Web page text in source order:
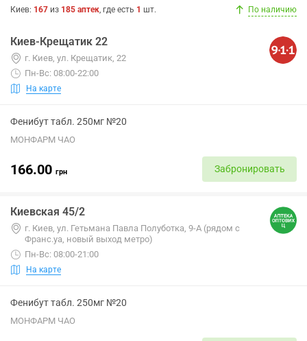
Киев: 167 из 185 аптек, где есть 1 шт. По наличию
Киев-Крещатик 22
г. Киев, ул. Крещатик, 22
Пн-Вс: 08:00-22:00
На карте
Фенибут табл. 250мг №20
МОНФАРМ ЧАО
166.00 грн Забронировать
Киевская 45/2
г. Киев, ул. Гетьмана Павла Полуботка, 9-А (рядом с
Франс.уа, новый выход метро)
Пн-Вс: 08:00-21:00
На карте
Фенибут табл. 250мг №20
МОНФАРМ ЧАО